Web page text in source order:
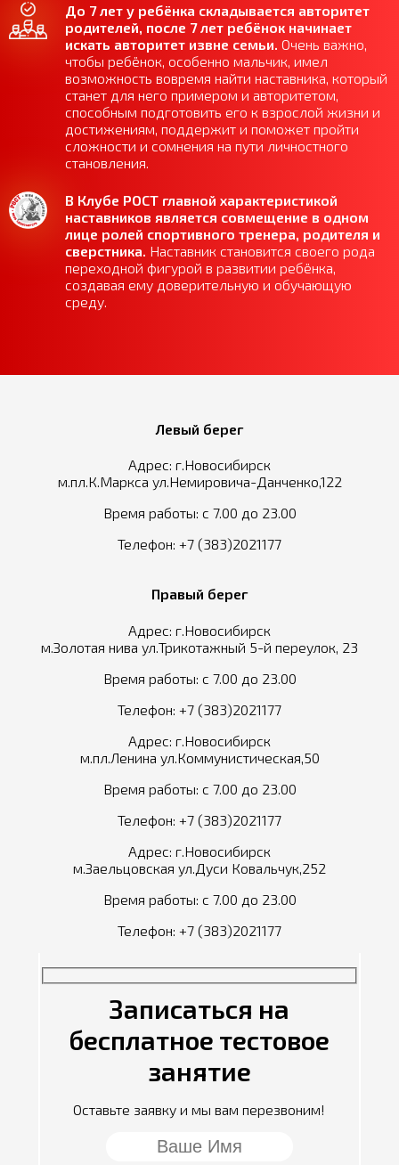
До 7 лет у ребёнка складывается авторитет
родителей, после 7 лет ребёнок начинает
искать авторитет извне семьи. Очень важно,
чтобы ребёнок, особенно мальчик, имел
возможность вовремя найти наставника, который
станет для него примером и авторитетом,
способным подготовить его к взрослой жизни и
достижениям, поддержит и поможет пройти
сложности и сомнения на пути личностного
становления.
В Клубе РОСТ главной характеристикой
наставников является совмещение в одном
лице ролей спортивного тренера, родителя и
сверстника. Наставник становится своего рода
переходной фигурой в развитии ребёнка,
создавая ему доверительную и обучающую
среду.
Левый берег
Адрес: г.Новосибирск
м.пл.К.Маркса ул.Немировича-Данченко,122
Время работы: с 7.00 до 23.00
Телефон: +7 (383)2021177
Правый берег
Адрес: г.Новосибирск
м.Золотая нива ул.Трикотажный 5-й переулок, 23
Время работы: с 7.00 до 23.00
Телефон: +7 (383)2021177
Адрес: г.Новосибирск
м.пл.Ленина ул.Коммунистическая,50
Время работы: с 7.00 до 23.00
Телефон: +7 (383)2021177
Адрес: г.Новосибирск
м.Заельцовская ул.Дуси Ковальчук,252
Время работы: с 7.00 до 23.00
Телефон: +7 (383)2021177
Записаться на
бесплатное тестовое
занятие
Оставьте заявку и мы вам перезвоним!